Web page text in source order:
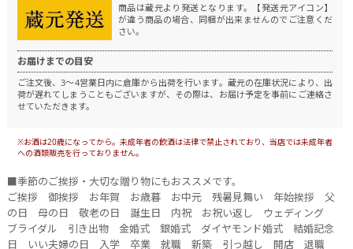
商品は蔵元より発送となります。
【発送元アイコン】
が違う商品の場合、同梱が出来ませんのでご注意くだ
さい。
お届けまでの目安
ご注文後、3〜4営業日内に倉庫から出荷を行います。 蔵元の在庫状況により、出
荷が遅れてしまうこともございますが、その際は、お届け予定を事前にご連絡さ
せていただきます。
※お酒は20歳になってから。未成年者の飲酒は法律で禁止されており、当店では未成年者
への酒類販売を行っておりません。
■季節のご挨拶・大切な贈り物にもおススメです。
ご挨拶 御挨拶 お年賀 お歳暮 お中元 残暑見舞い 年始挨拶 父
の日 母の日 敬老の日 誕生日 内祝 お祝い返し ウェディング
ブライダル 引き出物 金婚式 銀婚式 ダイヤモンド婚式 結婚記念
日 いい夫婦の日 入学 卒業 就職 新築 引っ越し 開店 退職